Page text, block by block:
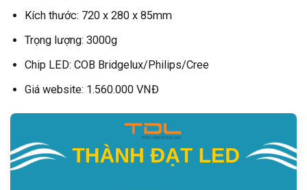
Kích thước: 720 x 280 x 85mm
Trọng lượng: 3000g
Chip LED: COB Bridgelux/Philips/Cree
Giá website: 1.560.000 VNĐ